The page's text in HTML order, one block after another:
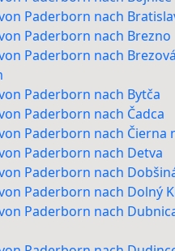
Paderborn nach
Paderborn nach Brezno
Paderborn nach
Paderborn nach Bytča
Paderborn nach Čadca
Paderborn nach Čierna
Paderborn nach Detva
Paderborn nach
Paderborn nach Dolný
Paderborn nach